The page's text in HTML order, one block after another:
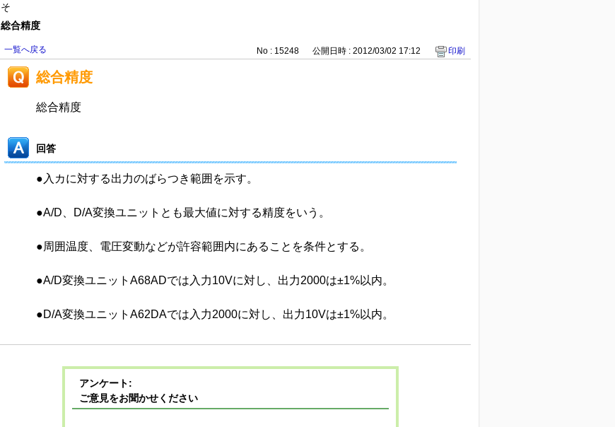
そ
総合精度
一覧へ戻る No : 15248 公開日時 : 2012/03/02 17:12 印刷
総合精度
総合精度
回答
●入カに対する出力のばらつき範囲を示す。
●A/D、D/A変換ユニットとも最大値に対する精度をいう。
●周囲温度、電圧変動などが許容範囲内にあることを条件とする。
●A/D変換ユニットA68ADでは入力10Vに対し、出力2000は±1%以内。
●D/A変換ユニットA62DAでは入力2000に対し、出力10Vは±1%以内。
アンケート:
ご意見をお聞かせください